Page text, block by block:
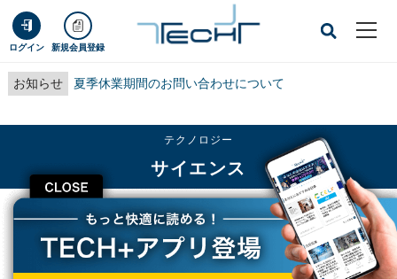
ログイン 新規会員登録
お知らせ 夏季休業期間のお問い合わせについて
CLOSE
テクノロジー
サイエンス
TECH+ テクノロジー
サイエンス
トンボの複眼は色覚遺伝子多く超多彩